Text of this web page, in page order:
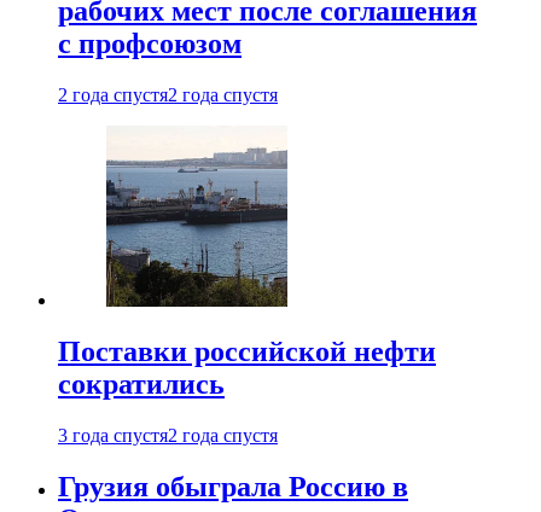
рабочих мест после соглашения
с профсоюзом
2 года спустя2 года спустя
Поставки российской нефти
сократились
3 года спустя2 года спустя
Грузия обыграла Россию в